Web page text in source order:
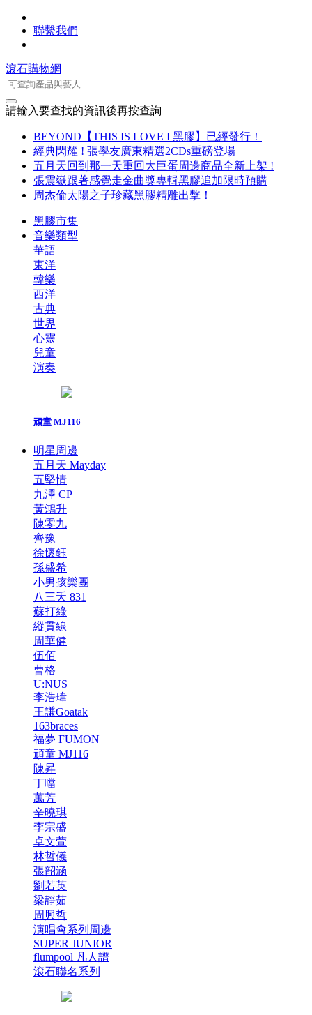
聯繫我們
滾石購物網
請輸入要查找的資訊後再按查詢
BEYOND【THIS IS LOVE I 黑膠】已經發行！
經典閃耀 ! 張學友廣東精選2CDs重磅登場
五月天回到那一天重回大巨蛋周邊商品全新上架 !
張震嶽跟著感覺走金曲獎專輯黑膠追加限時預購
周杰倫太陽之子珍藏黑膠精雕出擊！
黑膠市集
音樂類型
華語
東洋
韓樂
西洋
古典
世界
心靈
兒童
演奏
頑童 MJ116
明星周邊
五月天 Mayday
五堅情
九澤 CP
黃鴻升
陳零九
齊豫
徐懷鈺
孫盛希
小男孩樂團
八三夭 831
蘇打綠
縱貫線
周華健
伍佰
曹格
U:NUS
李浩瑋
王謙Goatak
163braces
福夢 FUMON
頑童 MJ116
陳昇
丁噹
萬芳
辛曉琪
李宗盛
卓文萱
林哲儀
張韶涵
劉若英
梁靜茹
周興哲
演唱會系列周邊
SUPER JUNIOR
flumpool 凡人譜
滾石聯名系列